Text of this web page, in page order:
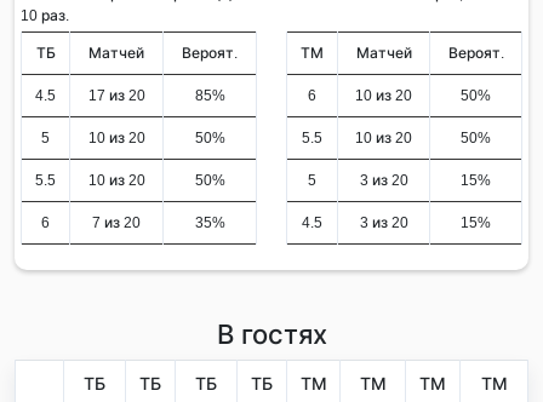
10 раз.
ТБ Матчей Вероят.
4.5 17 из 20 85%
5 10 из 20 50%
5.5 10 из 20 50%
6 7 из 20 35%
ТМ Матчей Вероят.
6 10 из 20 50%
5.5 10 из 20 50%
5 3 из 20 15%
4.5 3 из 20 15%
В гостях
ТБ
ТБ
ТБ
ТБ
ТМ
ТМ
ТМ
ТМ